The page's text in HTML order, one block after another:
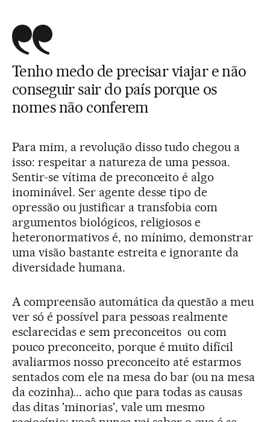
Tenho medo de precisar viajar e não
conseguir sair do país porque os
nomes não conferem
Para mim, a revolução disso tudo chegou a
isso: respeitar a natureza de uma pessoa.
Sentir-­se vítima de preconceito é algo
inominável. Ser agente desse tipo de
opressão ou justificar a transfobia com
argumentos biológicos, religiosos e
heteronormativos é, no mínimo, demonstrar
uma visão bastante estreita e ignorante da
diversidade humana.
A compreensão automática da questão a meu
ver só é possível para pessoas realmente
esclarecidas e sem preconceitos ­ ou com
pouco preconceito, porque é muito difícil
avaliarmos nosso preconceito até estarmos
sentados com ele na mesa do bar (ou na mesa
da cozinha)... acho que para todas as causas
das ditas 'minorias', vale um mesmo